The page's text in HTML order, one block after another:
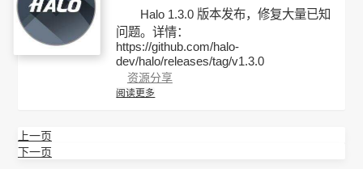
Halo 1.3.0 版本发布，修复大量已知
问题。详情：
https://github.com/halo-
dev/halo/releases/tag/v1.3.0
资源分享
阅读更多
上一页
下一页